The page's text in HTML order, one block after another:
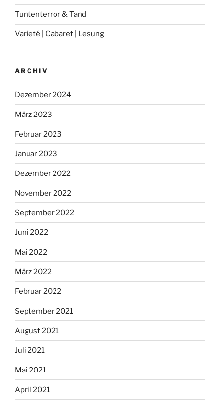
Tuntenterror & Tand
Varieté | Cabaret | Lesung
ARCHIV
Dezember 2024
März 2023
Februar 2023
Januar 2023
Dezember 2022
November 2022
September 2022
Juni 2022
Mai 2022
März 2022
Februar 2022
September 2021
August 2021
Juli 2021
Mai 2021
April 2021